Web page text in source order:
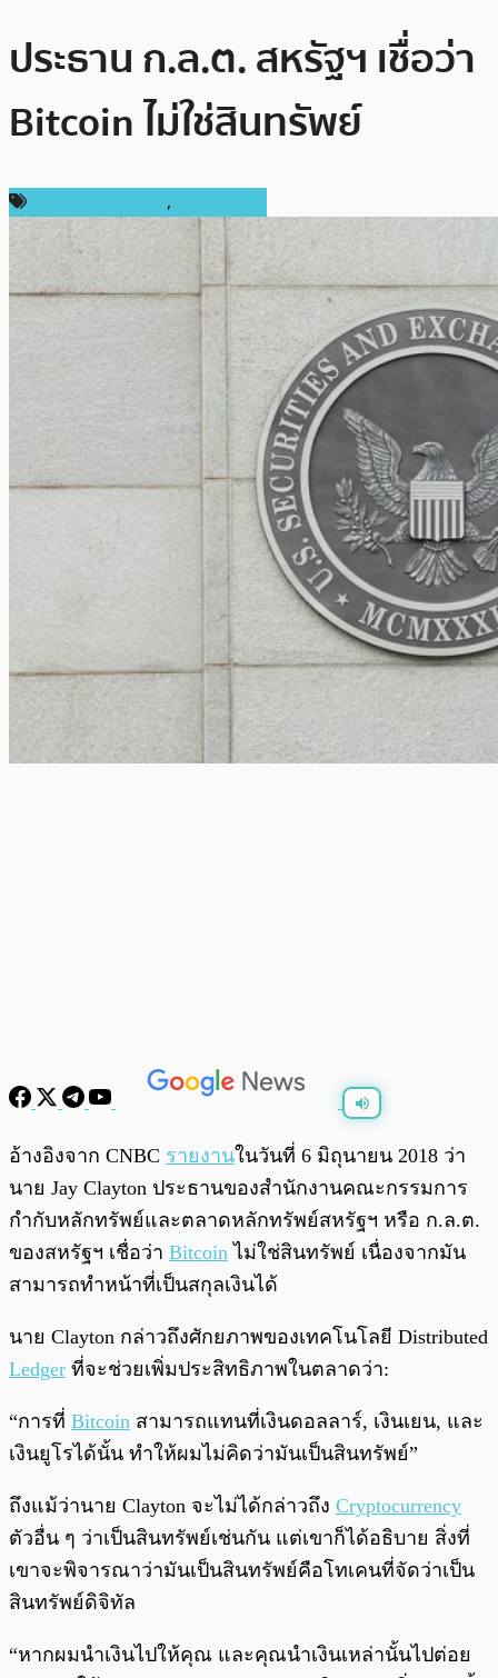
ประธาน ก.ล.ต. สหรัฐฯ เชื่อว่า
Bitcoin ไม่ใช่สินทรัพย์
,
อ้างอิงจาก CNBC รายงานในวันที่ 6 มิถุนายน 2018 ว่า
นาย Jay Clayton ประธานของสำนักงานคณะกรรมการ
กำกับหลักทรัพย์และตลาดหลักทรัพย์สหรัฐฯ หรือ ก.ล.ต.
ของสหรัฐฯ เชื่อว่า Bitcoin ไม่ใช่สินทรัพย์ เนื่องจากมัน
สามารถทำหน้าที่เป็นสกุลเงินได้
นาย Clayton กล่าวถึงศักยภาพของเทคโนโลยี Distributed
Ledger ที่จะช่วยเพิ่มประสิทธิภาพในตลาดว่า:
“การที่ Bitcoin สามารถแทนที่เงินดอลลาร์, เงินเยน, และ
เงินยูโรได้นั้น ทำให้ผมไม่คิดว่ามันเป็นสินทรัพย์”
ถึงแม้ว่านาย Clayton จะไม่ได้กล่าวถึง Cryptocurrency
ตัวอื่น ๆ ว่าเป็นสินทรัพย์เช่นกัน แต่เขาก็ได้อธิบาย สิ่งที่
เขาจะพิจารณาว่ามันเป็นสินทรัพย์คือโทเคนที่จัดว่าเป็น
สินทรัพย์ดิจิทัล
“หากผมนำเงินไปให้คุณ และคุณนำเงินเหล่านั้นไปต่อย